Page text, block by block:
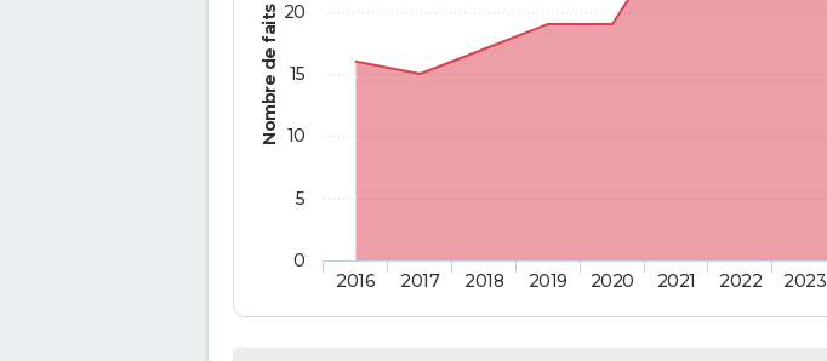
Nombre de faits
2016 2017 2018 2019 2020 2021 2022 2023
0
5
10
15
20